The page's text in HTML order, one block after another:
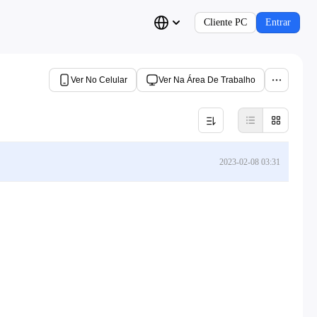
Cliente PC Entrar
Ver No Celular Ver Na Área De Trabalho
2023-02-08 03:31